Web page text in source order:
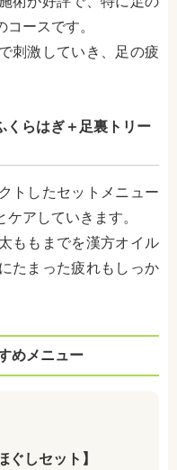
ースです。
刺激していき、足の疲
くらはぎ＋足裏トリー
トしたセットメニュー
アしていきます。
ももまでを漢方オイル
たまった疲れもしっか
めメニュー
ぐしセット】